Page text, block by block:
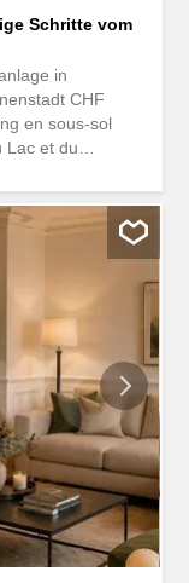
Schritte vom
in
CHF
en sous-sol
Lac et du